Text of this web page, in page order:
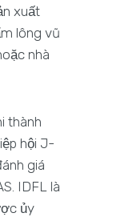
xuất
lông vũ
nhà
thành
hội J-
giá
IDFL là
ủy